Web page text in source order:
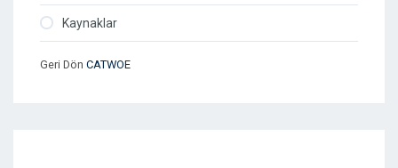
Kaynaklar
Geri Dön CATWOE